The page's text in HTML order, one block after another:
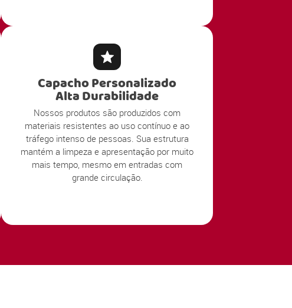
Capacho Personalizado
Alta Durabilidade
Nossos produtos são produzidos com
materiais resistentes ao uso contínuo e ao
tráfego intenso de pessoas. Sua estrutura
mantém a limpeza e apresentação por muito
mais tempo, mesmo em entradas com
grande circulação.